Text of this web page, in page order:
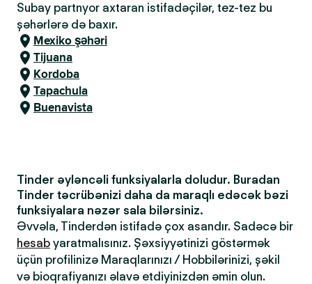
Subay partnyor axtaran istifadəçilər, tez-tez bu
şəhərlərə də baxır.
Mexiko şəhəri
Tijuana
Kordoba
Tapachula
Buenavista
Tinder əyləncəli funksiyalarla doludur. Buradan
Tinder təcrübənizi daha da maraqlı edəcək bəzi
funksiyalara nəzər sala bilərsiniz.
Əvvəla, Tinderdən istifadə çox asandır. Sadəcə bir
hesab yaratmalısınız. Şəxsiyyətinizi göstərmək
üçün profilinizə Maraqlarınızı / Hobbilərinizi, şəkil
və bioqrafiyanızı əlavə etdiyinizdən əmin olun.